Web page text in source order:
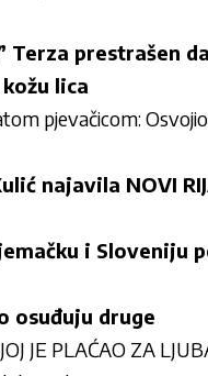
Terza prestrašen
lica
pjevačicom:
najavila NOVI
i
osuđuju druge
JE PLAĆAO ZA